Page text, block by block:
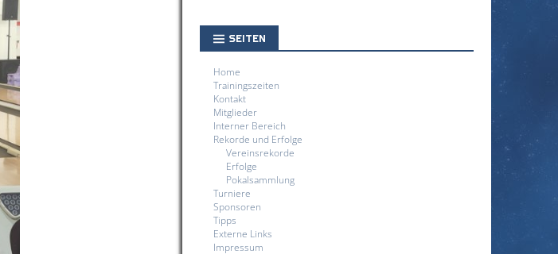
SEITEN
Home
Trainingszeiten
Kontakt
Mitglieder
Interner Bereich
Rekorde und Erfolge
Vereinsrekorde
Erfolge
Pokalsammlung
Turniere
Sponsoren
Tipps
Externe Links
Impressum